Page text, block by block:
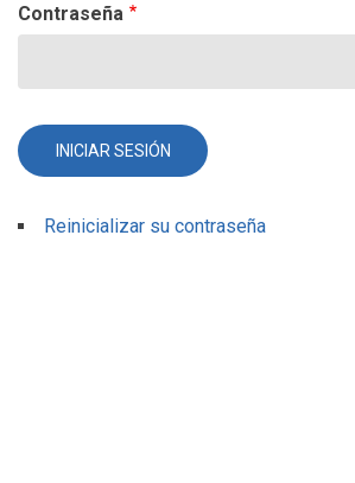
Contraseña
Reinicializar su contraseña